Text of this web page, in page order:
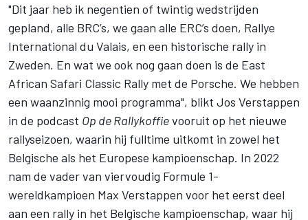
"Dit jaar heb ik negentien of twintig wedstrijden
gepland, alle BRC’s, we gaan alle ERC’s doen, Rallye
International du Valais, en een historische rally in
Zweden. En wat we ook nog gaan doen is de East
African Safari Classic Rally met de Porsche. We hebben
een waanzinnig mooi programma", blikt Jos Verstappen
in de podcast Op de Rallykoffievooruit op het nieuwe
rallyseizoen, waarin hij fulltime uitkomt in zowel het
Belgische als het Europese kampioenschap. In 2022
nam de vader van viervoudig Formule 1-
wereldkampioen Max Verstappen voor het eerst deel
aan een rally in het Belgische kampioenschap, waar hij